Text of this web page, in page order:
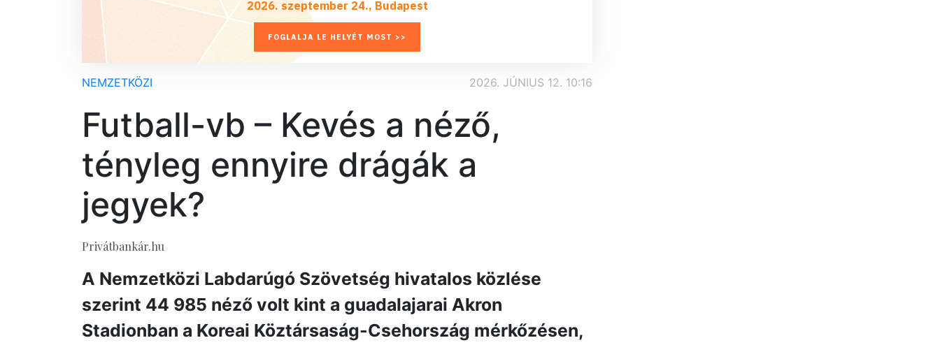
2026. szeptember 24., Budapest
FOGLALJA LE HELYÉT MOST >>
NEMZETKÖZI 2026. JÚNIUS 12. 10:16
Futball-vb – Kevés a néző,
tényleg ennyire drágák a
jegyek?
Privátbankár.hu
A Nemzetközi Labdarúgó Szövetség hivatalos közlése
szerint 44 985 néző volt kint a guadalajarai Akron
Stadionban a Koreai Köztársaság-Csehország mérkőzésen,